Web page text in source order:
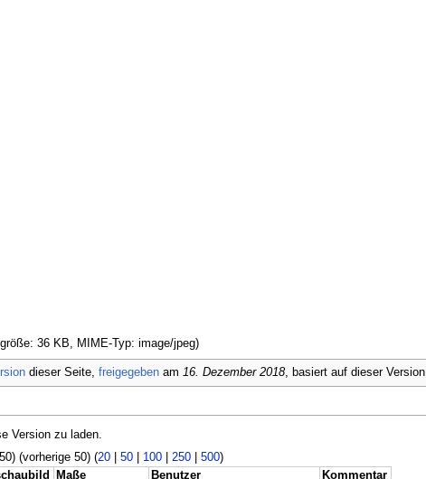
36 KB, MIME-Typ: image/jpeg)
dieser Seite,freigegeben am 16. Dezember 2018, basiert auf dieser Version.
Version zu laden.
(vorherige 50) (20| 50| 100| 250| 500)
Maße Benutzer
Kommentar